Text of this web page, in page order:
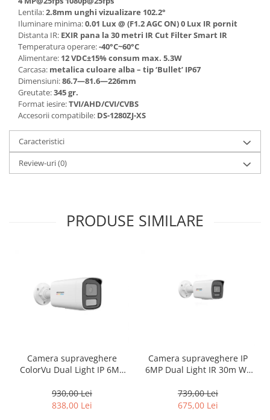
Lentila:2.8mm unghi vizualizare 102.2°
Iluminare minima:0.01 Lux @ (F1.2 AGC ON) 0 Lux IR pornit
Distanta IR: EXIR pana la 30 metri IR Cut Filter Smart IR
Temperatura operare:-40°C~60°C
Alimentare: 12 VDC±15% consum max. 5.3W
Carcasa: metalica culoare alba – tip ‘Bullet’ IP67
Dimensiuni:86.7—81.6—226mm
Greutate:345 gr.
Format iesire:TVI/AHD/CVI/CVBS
Accesorii compatibile: DS-1280ZJ-XS
Caracteristici
Review-uri(0)
PRODUSE SIMILARE
Camera supraveghere
ColorVu Dual Light IP 6MP
Albă 50m Microfon –
HIKVISION DS-2CD1T67G2H-
930,00 Lei
838,00 Lei
Camera supraveghere IP
6MP Dual Light IR 30m WL
Hikvision – DS-
2CD1067G2H-LIU-2.8mm
739,00 Lei
675,00 Lei